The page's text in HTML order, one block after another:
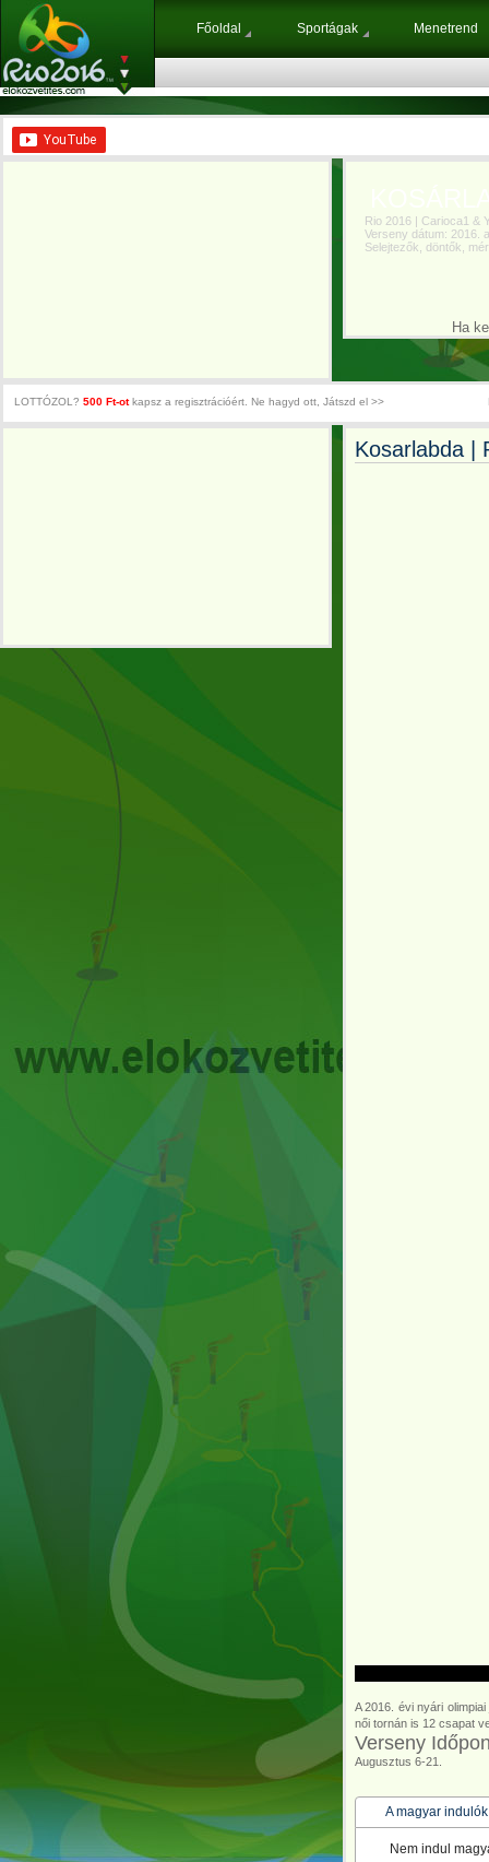
Főoldal Sportágak Menetrend
Rio 2016 | Carioca1 &
Verseny dátum: 2016.
Selejtezők, döntők,
Ha
LOTTÓZOL? 500 Ft-otkapsz a regisztrációért. Ne hagyd ott, Játszd el >>
Kosarlabda |
A 2016. évi nyári
női tornán is 12 csapat
Verseny
Augusztus 6-21.
A magyar
Nem indul